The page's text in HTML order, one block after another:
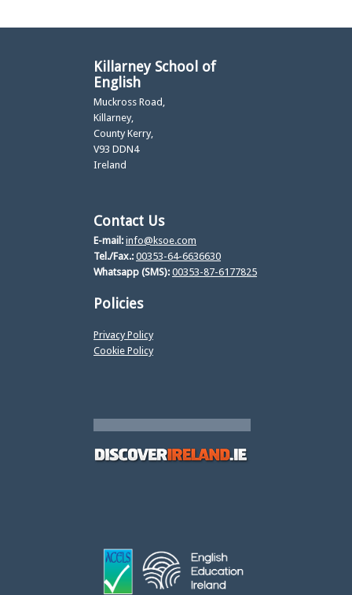
Killarney School of
English
Muckross Road,
Killarney,
County Kerry,
V93 DDN4
Ireland
Contact Us
E-mail: info@ksoe.com
Tel./Fax.: 00353-64-6636630
Whatsapp (SMS): 00353-87-6177825
Policies
Privacy Policy
Cookie Policy